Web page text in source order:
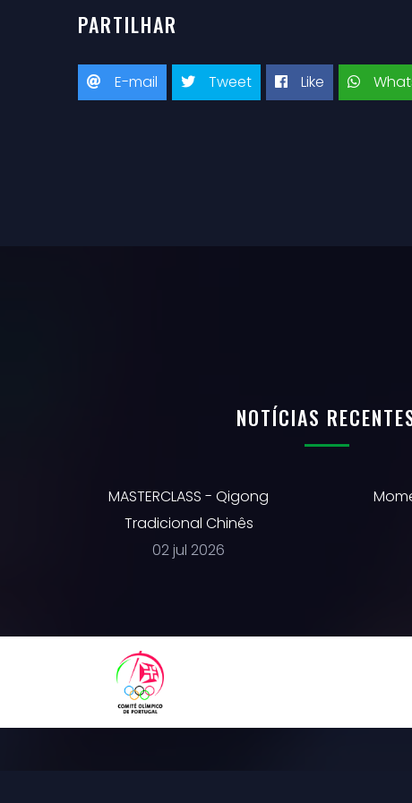
PARTILHAR
E-mail Tweet Like
NOTÍCIAS
MASTERCLASS - Qigong
Tradicional Chinês
02 jul 2026